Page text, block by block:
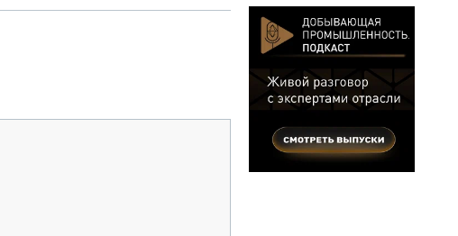
АВТОМАТИЗАЦИЯ И ТЕХНОЛОГИИ